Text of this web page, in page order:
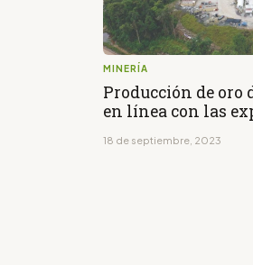
MINERÍA
Producción de oro
en línea con las
18 de septiembre, 2023